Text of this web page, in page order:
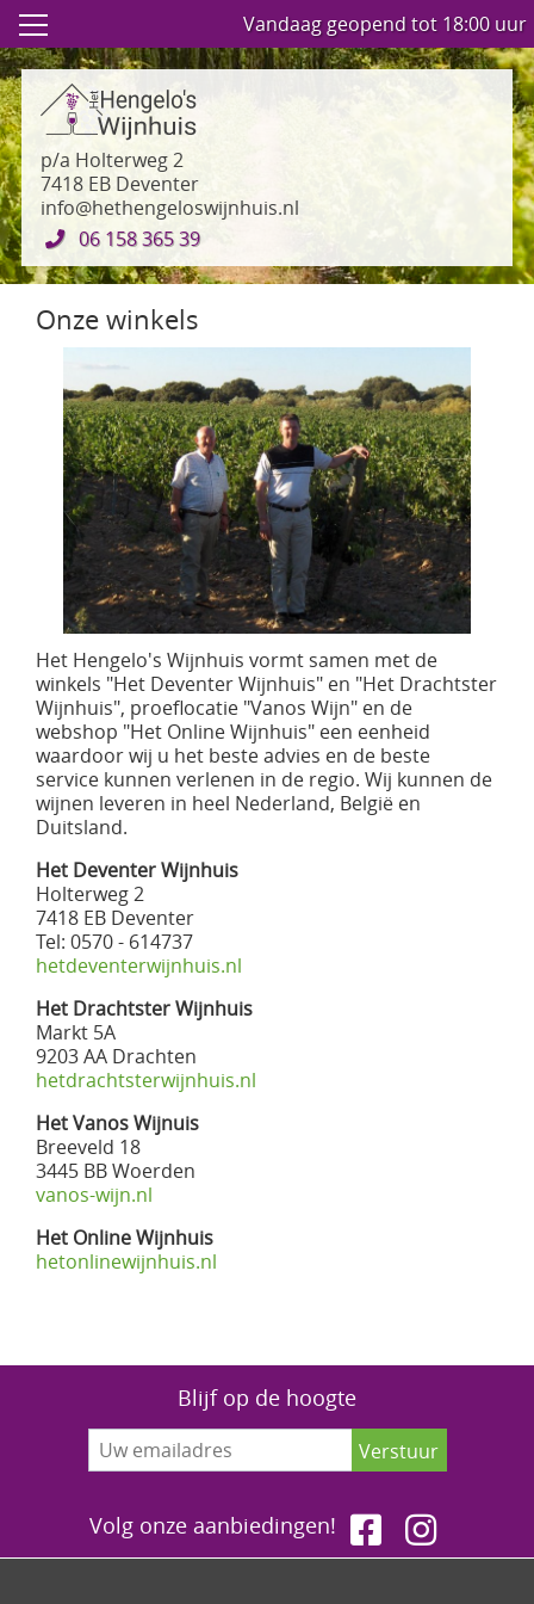
Vandaag geopend tot 18:00 uur
p/a Holterweg 2
7418 EB Deventer
info@hethengeloswijnhuis.nl
06 158 365 39
Onze winkels
Het Hengelo's Wijnhuis vormt samen met de
winkels "Het Deventer Wijnhuis" en "Het Drachtster
Wijnhuis", proeflocatie "Vanos Wijn" en de
webshop "Het Online Wijnhuis" een eenheid
waardoor wij u het beste advies en de beste
service kunnen verlenen in de regio. Wij kunnen de
wijnen leveren in heel Nederland, België en
Duitsland.
Het Deventer Wijnhuis
Holterweg 2
7418 EB Deventer
Tel: 0570 - 614737
hetdeventerwijnhuis.nl
Het Drachtster Wijnhuis
Markt 5A
9203 AA Drachten
hetdrachtsterwijnhuis.nl
Het Vanos Wijnuis
Breeveld 18
3445 BB Woerden
vanos-wijn.nl
Het Online Wijnhuis
hetonlinewijnhuis.nl
Blijf op de hoogte
Volg onze aanbiedingen!